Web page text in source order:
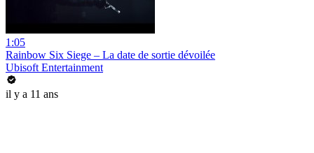
1:05
Rainbow Six Siege – La date de sortie dévoilée
Ubisoft Entertainment
il y a 11 ans